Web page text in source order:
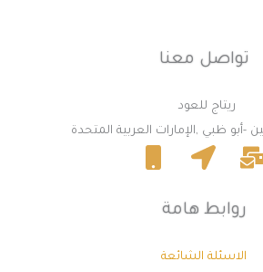
تواصل معنا
ريتاج للعود
-أبو ظبي ,الإمارات العربية المتحدة
روابط هامة
الاسئلة الشائعة